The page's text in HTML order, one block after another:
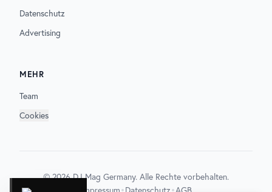
Datenschutz
Advertising
MEHR
Team
Cookies
©2026DJ Mag Germany. Alle Rechte vorbehalten.